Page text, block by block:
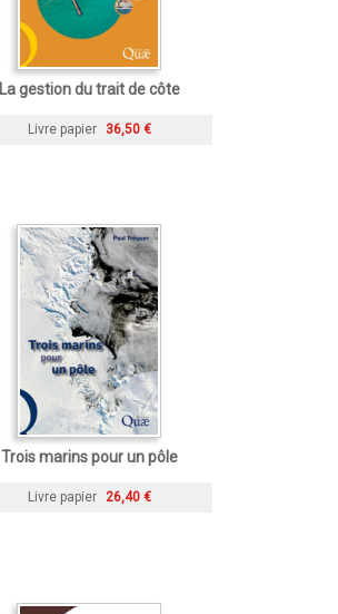
La gestion du trait de côte
Livre papier 36,50 €
Trois marins pour un pôle
Livre papier 26,40 €